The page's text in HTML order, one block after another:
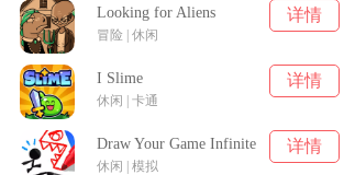
Looking for Aliens
冒险 | 休闲
详情
I Slime
休闲 | 卡通
详情
Draw Your Game Infinite
休闲 | 模拟
详情